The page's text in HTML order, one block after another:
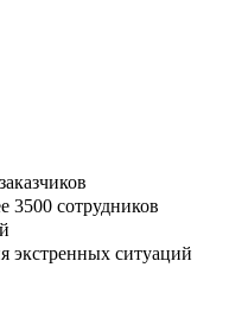
3500 сотрудников
экстренных ситуаций